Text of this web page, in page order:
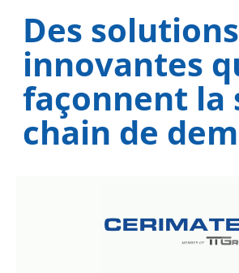
Automatisation et robotisation